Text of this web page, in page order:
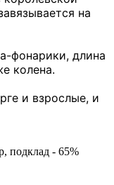
на
фонарики, длина
колена.
и взрослые, и
подклад - 65%